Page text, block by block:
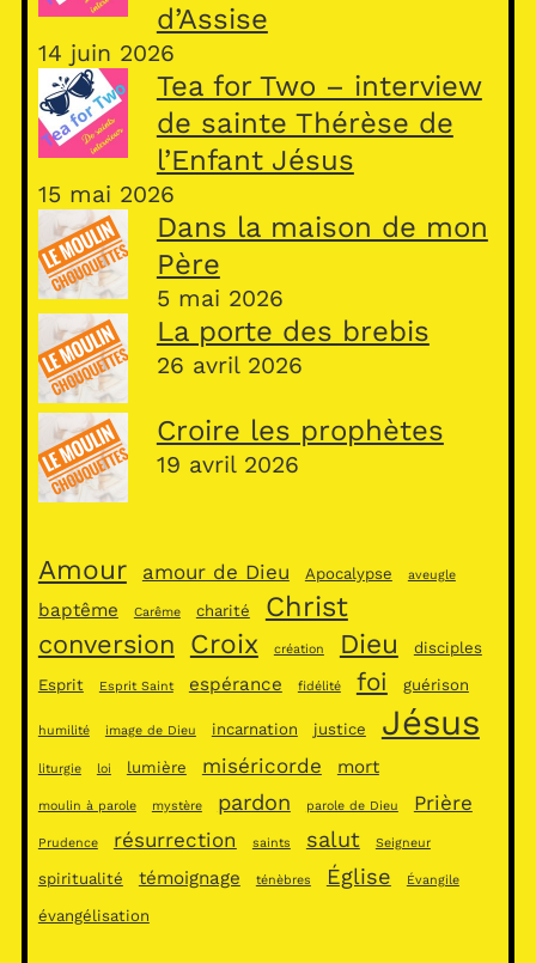
d’Assise
14 juin 2026
Tea for Two – interview
de sainte Thérèse de
l’Enfant Jésus
15 mai 2026
Dans la maison de mon
Père
5 mai 2026
La porte des brebis
26 avril 2026
Croire les prophètes
19 avril 2026
Amour amour de Dieu Apocalypse aveugle
baptême Carême charité Christ
conversion Croix création Dieu disciples
Esprit Esprit Saint espérance fidélité foi guérison
humilité image de Dieu incarnation justice Jésus
liturgie loi lumière miséricorde mort
moulin à parole mystère pardon parole de Dieu Prière
Prudence résurrection saints salut Seigneur
spiritualité témoignage ténèbres Église Évangile
évangélisation